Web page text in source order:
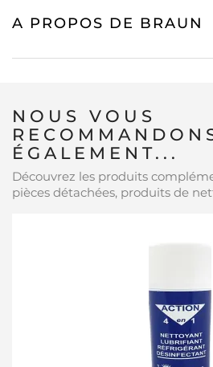
A PROPOS DE BRAUN
NOUS VOUS
ÉGALEMENT...
Découvrez les produits
pièces détachées, produits de